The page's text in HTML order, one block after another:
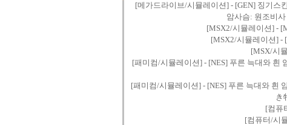
[메가드라이브/시뮬레이션] - [GEN] 징기스
암사슴: 원조비
[MSX2/시뮬레이션] -
[MSX2/시뮬레이션] -
[MSX/시
[패미컴/시뮬레이션] - [NES] 푸른 늑대와 흰
[패미컴/시뮬레이션] - [NES] 푸른 늑대와 흰
き
[컴퓨
[컴퓨터/시